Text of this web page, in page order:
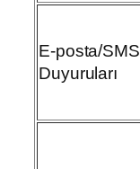
E-posta/SMS
Duyuruları